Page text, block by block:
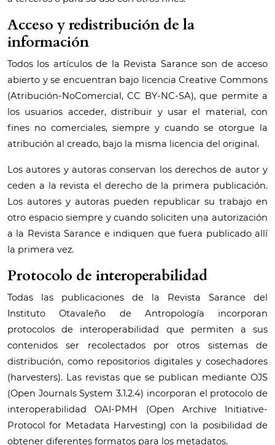
Acceso y redistribución de la
información
Todos los artículos de la Revista Sarance son de acceso
abierto y se encuentran bajo licencia Creative Commons
(Atribución-NoComercial, CC BY-NC-SA), que permite a
los usuarios acceder, distribuir y usar el material, con
fines no comerciales, siempre y cuando se otorgue la
atribución al creado, bajo la misma licencia del original.
Los autores y autoras conservan los derechos de autor y
ceden a la revista el derecho de la primera publicación.
Los autores y autoras pueden republicar su trabajo en
otro espacio siempre y cuando soliciten una autorización
a la Revista Sarance e indiquen que fuera publicado allí
la primera vez.
Protocolo de interoperabilidad
Todas las publicaciones de la Revista Sarance del
Instituto Otavaleño de Antropología incorporan
protocolos de interoperabilidad que permiten a sus
contenidos ser recolectados por otros sistemas de
distribución, como repositorios digitales y cosechadores
(harvesters). Las revistas que se publican mediante OJS
(Open Journals System 3.1.2.4) incorporan el protocolo de
interoperabilidad OAI-PMH (Open Archive Initiative-
Protocol for Metadata Harvesting) con la posibilidad de
obtener diferentes formatos para los metadatos.